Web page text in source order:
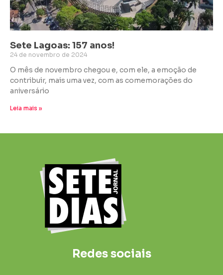
Sete Lagoas: 157 anos!
24 de novembro de 2024
O mês de novembro chegou e, com ele, a emoção de
contribuir, mais uma vez, com as comemorações do
aniversário
Leia mais »
Redes sociais